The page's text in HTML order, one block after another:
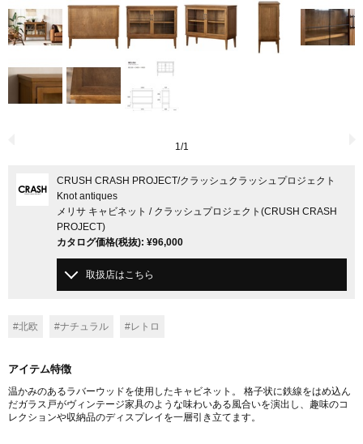
1/1
CRUSH CRASH PROJECT/クラッシュクラッシュプロジェクト
Knot antiques
メリサ キャビネット / クラッシュプロジェクト(CRUSH CRASH
PROJECT)
カタログ価格(税抜): ¥96,000
取扱店はこちら
#北欧 #ナチュラル #レトロ
アイテム特徴
温かみのあるラバーウッドを使用したキャビネット。 格子状に鉄線をはめ込ん
だガラス戸がヴィンテージ家具のような味わいある風合いを演出し、趣味のコ
レクションや収納品のディスプレイを一層引き立てます。